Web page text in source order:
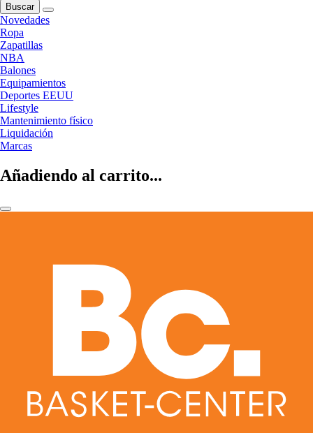
Buscar
Novedades
Ropa
Zapatillas
NBA
Balones
Equipamientos
Deportes EEUU
Lifestyle
Mantenimiento físico
Liquidación
Marcas
Añadiendo al carrito...